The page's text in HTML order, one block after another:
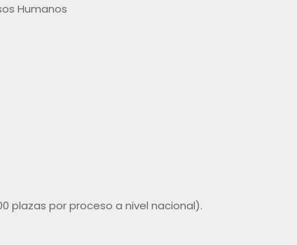
Humanos
plazas por proceso a nivel nacional).